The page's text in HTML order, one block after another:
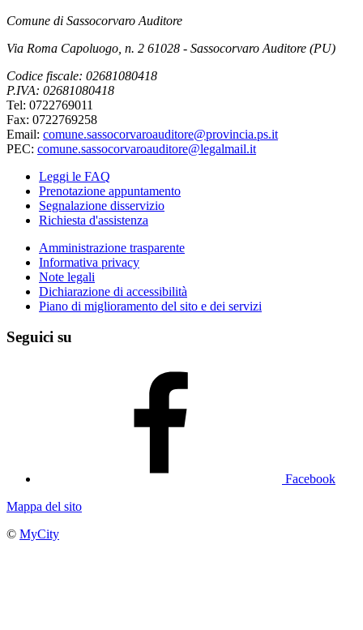
Comune di Sassocorvaro Auditore
Via Roma Capoluogo, n. 2 61028 - Sassocorvaro Auditore (PU)
Codice fiscale: 02681080418
P.IVA: 02681080418
Tel: 0722769011
Fax: 0722769258
Email: comune.sassocorvaroauditore@provincia.ps.it
PEC: comune.sassocorvaroauditore@legalmail.it
Leggi le FAQ
Prenotazione appuntamento
Segnalazione disservizio
Richiesta d'assistenza
Amministrazione trasparente
Informativa privacy
Note legali
Dichiarazione di accessibilità
Piano di miglioramento del sito e dei servizi
Seguici su
Facebook
Mappa del sito
© MyCity